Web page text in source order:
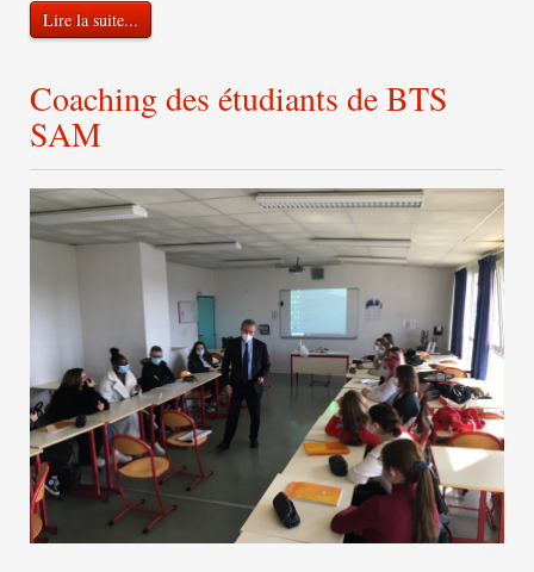
Lire la suite...
Coaching des étudiants de BTS
SAM